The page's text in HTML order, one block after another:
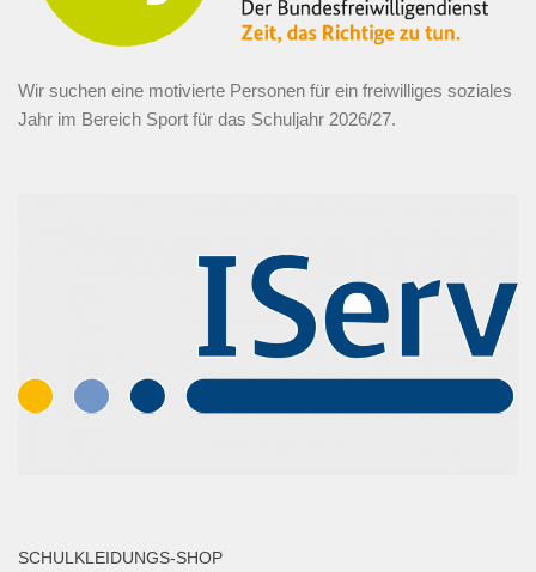
Wir suchen eine motivierte Personen für ein freiwilliges soziales
Jahr im Bereich Sport für das Schuljahr 2026/27.
SCHULKLEIDUNGS-SHOP